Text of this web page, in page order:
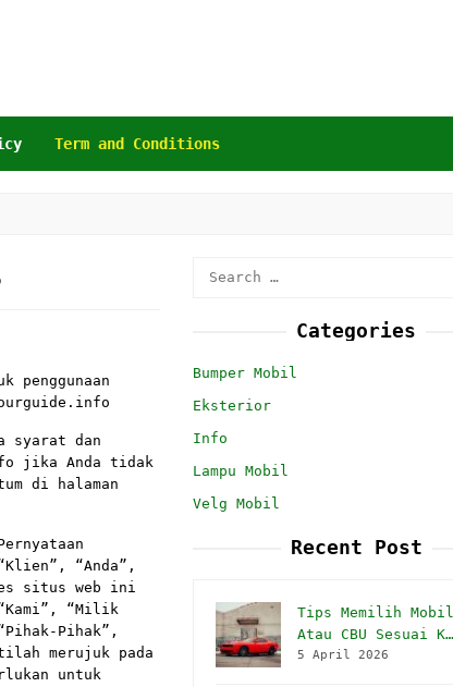
Term and Conditions
penggunaan
syarat dan
jika Anda tidak
di halaman
“Anda”,
situs web ini
“Milik
Pihak”,
merujuk pada
untuk
Categories
Bumper Mobil
Eksterior
Info
Lampu Mobil
Velg Mobil
Recent Post
Tips Memilih Mobil
Atau CBU Sesuai K…
5 April 2026